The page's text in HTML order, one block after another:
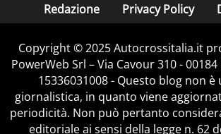
Redazione Privacy Policy
Copyright © 2025 Autocrossitalia.it
PowerWeb Srl – Via Cavour 310 - 00184
15336031008 - Questo blog non è
giornalistica, in quanto viene
periodicità. Non può pertanto
editoriale ai sensi della legge n. 62